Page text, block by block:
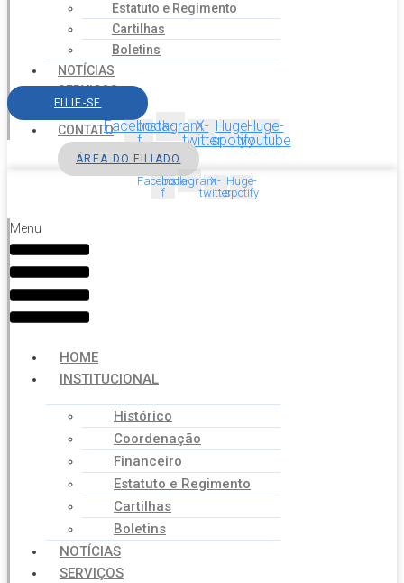
Estatuto e Regimento
Cartilhas
Boletins
NOTÍCIAS
SERVIÇOS
AGENDA
CONTATO
FILIE-SE
Facebook-
f
InstagramX-
twitter
Huge-
spotify
Huge-
youtube
ÁREA DO FILIADO
Facebook-
f
InstagramX-
twitter
Huge-
spotify
Menu
HOME
INSTITUCIONAL
Histórico
Coordenação
Financeiro
Estatuto e Regimento
Cartilhas
Boletins
NOTÍCIAS
SERVIÇOS